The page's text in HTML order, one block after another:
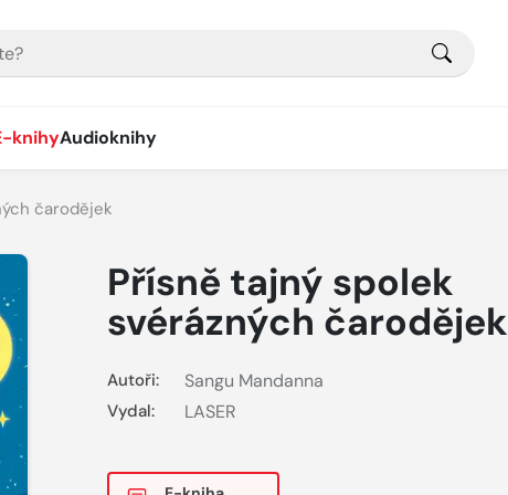
knihyAudioknihy
čarodějek
Přísně tajný spolek
svérázných čarodějek
Autoři: Sangu Mandanna
Vydal: LASER